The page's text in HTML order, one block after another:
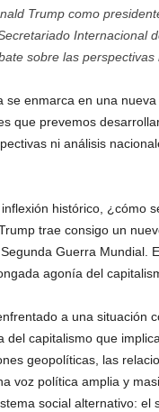
Trump como
Internacional
sobre las perspectivas
se enmarca en una
que prevemos
ni análisis
histórico, ¿cómo
trae consigo un
Guerra Mundial.
agonía del
a una situación
del capitalismo que
geopolíticas, las
voz política amplia y
social alternativo: el